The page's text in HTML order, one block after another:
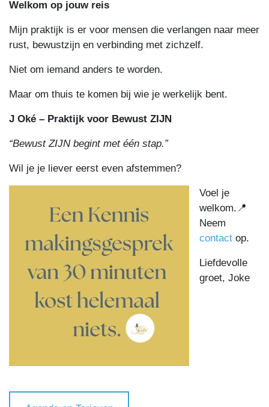
Welkom op jouw reis
Mijn praktijk is er voor mensen die verlangen naar meer
rust, bewustzijn en verbinding met zichzelf.
Niet om iemand anders te worden.
Maar om thuis te komen bij wie je werkelijk bent.
J Oké – Praktijk voor Bewust ZIJN
“Bewust ZIJN begint met één stap.”
Wil je je liever eerst even afstemmen?
Voel je
welkom.📍
Neem
contact op.
Liefdevolle
groet, Joke